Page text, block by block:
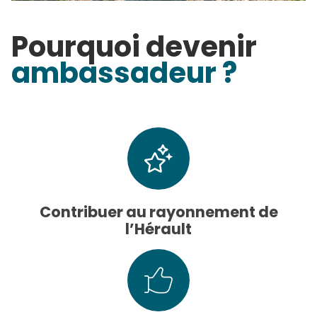
Pourquoi devenir
ambassadeur ?
Contribuer au rayonnement de
l’Hérault